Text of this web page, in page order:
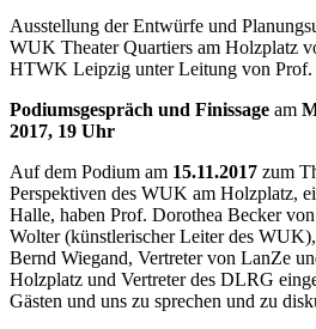
Ausstellung der Entwürfe und
WUK Theater Quartiers am Holzplatz
HTWK Leipzig unter Leitung von Prof.
Podiumsgespräch und Finissage am
2017, 19 Uhr
Auf dem Podium am 15.11.2017 zum
Perspektiven des WUK am Holzplatz,
Halle, haben Prof. Dorothea Becker
Wolter (künstlerischer Leiter des
Bernd Wiegand, Vertreter von LanZe
Holzplatz und Vertreter des DLRG
Gästen und uns zu sprechen und zu